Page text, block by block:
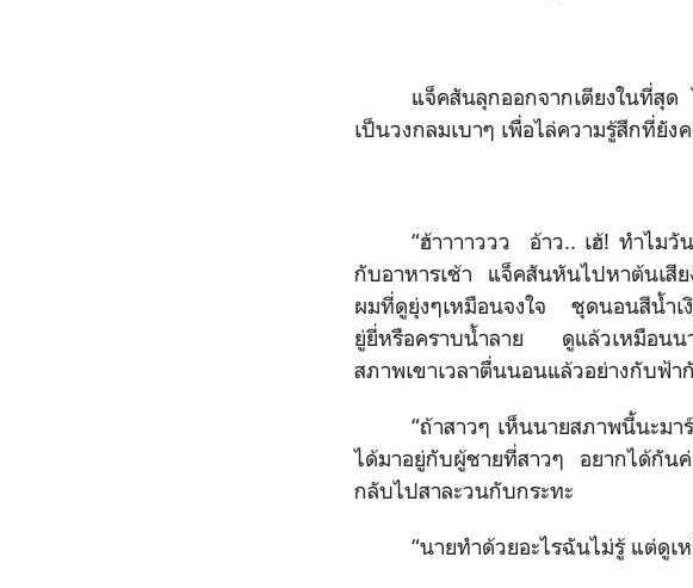
แจ็คสันลุกออกจากเตียงในที่สุด
เป็นวงกลมเบาๆ เพื่อไล่ความรู้สึกที่ยั
“ฮ้าาาาววว อ้าว.. เฮ้! ทำไมวั
กับอาหารเช้า แจ็คสันหันไปหาต้นเสี
ผมที่ดูยุ่งๆเหมือนจงใจ ชุดนอนสีน้ำเ
ยู่ยี่หรือคราบน้ำลาย ดูแล้วเหมือนน
สภาพเขาเวลาตื่นนอนแล้วอย่างกับฟ้า
“ถ้าสาวๆ เห็นนายสภาพนี้นะม
ได้มาอยู่กับผู้ชายที่สาวๆ อยากได้กัน
กลับไปสาละวนกับกระทะ
“นายทำด้วยอะไรฉันไม่รู้ แต่ดูเ